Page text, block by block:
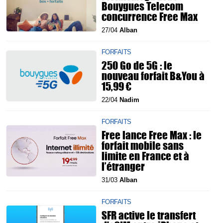
Bouygues Telecom
concurrence Free Max
27/04 Alban
FORFAITS
250 Go de 5G : le
nouveau forfait B&You à
15,99 €
22/04 Nadim
FORFAITS
Free lance Free Max : le
forfait mobile sans
limite en France et à
l’étranger
31/03 Alban
FORFAITS
SFR active le transfert